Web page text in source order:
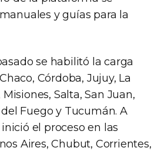
y guías para la
se habilitó la carga
Córdoba, Jujuy, La
Salta, San Juan,
Fuego y Tucumán. A
el proceso en las
Aires, Chubut, Corrientes,